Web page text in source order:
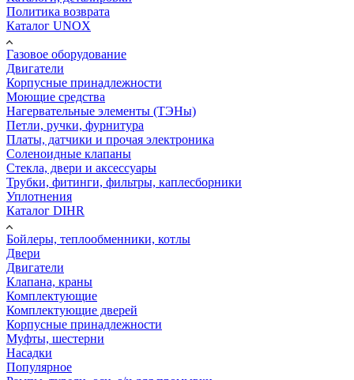
Политика возврата
Каталог UNOX
Газовое оборудование
Двигатели
Корпусные принадлежности
Моющие средства
Нагервательные элементы (ТЭНы)
Петли, ручки, фурнитура
Платы, датчики и прочая электроника
Соленоидные клапаны
Стекла, двери и аксессуары
Трубки, фитинги, фильтры, каплесборники
Уплотнения
Каталог DIHR
Бойлеры, теплообменники, котлы
Двери
Двигатели
Клапана, краны
Комплектующие
Комплектующие дверей
Корпусные принадлежности
Муфты, шестерни
Насадки
Популярное